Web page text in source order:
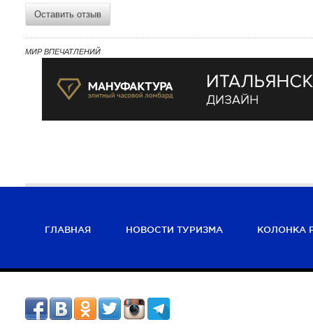
Оставить отзыв
МИР ВПЕЧАТЛЕНИЙ
ГЛАВНАЯ НОВОСТИ ТУРИЗМА КОЛОНКА